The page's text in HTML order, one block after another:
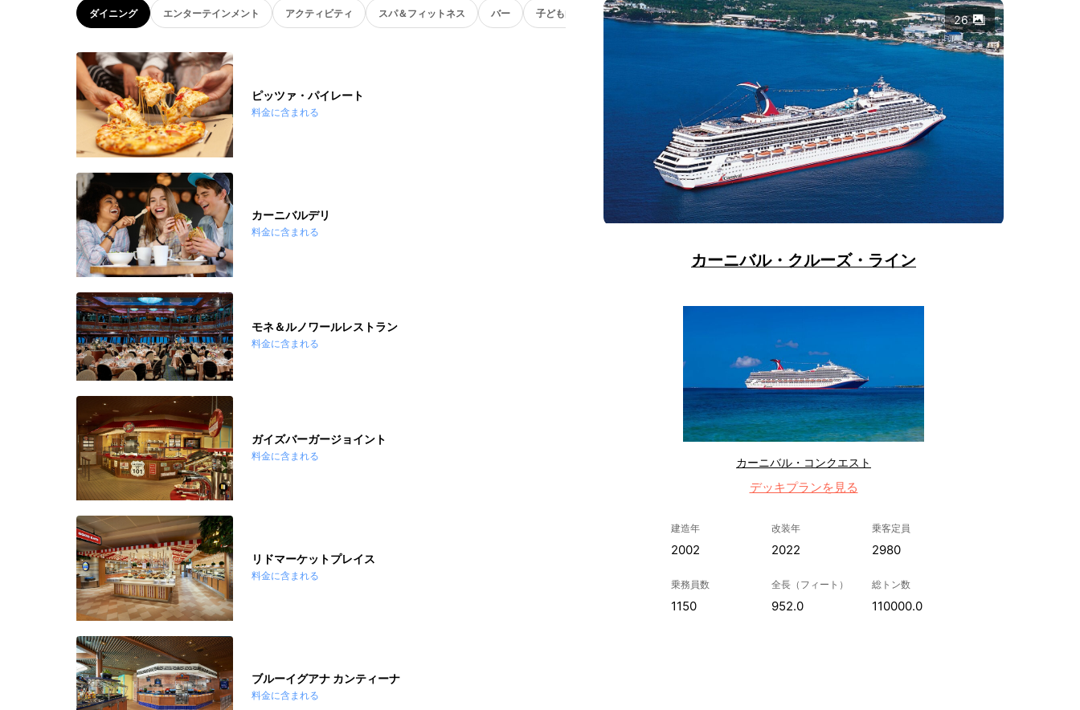
ダイニング エンターテインメント アクティビティ スパ＆フィットネス バー 子ども向け
ピッツァ・パイレート
料金に含まれる
カーニバルデリ
料金に含まれる
モネ＆ルノワールレストラン
料金に含まれる
ガイズバーガージョイント
料金に含まれる
リドマーケットプレイス
料金に含まれる
ブルーイグアナ カンティーナ
料金に含まれる
26
カーニバル・クルーズ・ライン
カーニバル・コンクエスト
デッキプランを見る
建造年
2002
改装年
2022
乗客定員
2980
乗務員数
1150
全長（フィート）
952.0
総トン数
110000.0